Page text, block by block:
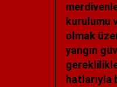
kurulumu
olmak
yangın